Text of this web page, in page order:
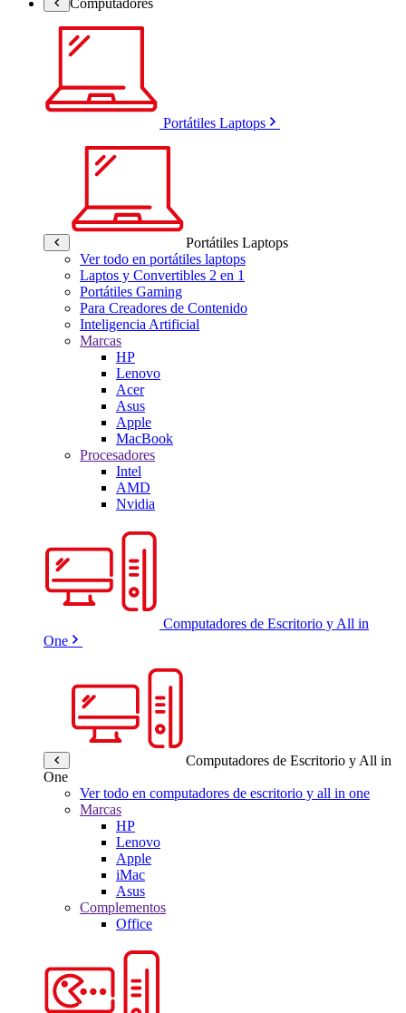
Portátiles Laptops
Portátiles Laptops
Ver todo en portátiles laptops
Laptos y Convertibles 2 en 1
Portátiles Gaming
Para Creadores de Contenido
Inteligencia Artificial
Marcas
HP
Lenovo
Acer
Asus
Apple
MacBook
Procesadores
Intel
AMD
Nvidia
Computadores de Escritorio y All in
One
Computadores de Escritorio y All in
One
Ver todo en computadores de escritorio y all in one
Marcas
HP
Lenovo
Apple
iMac
Asus
Complementos
Office